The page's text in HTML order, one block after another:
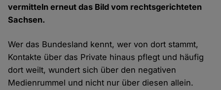
vermitteln erneut das Bild vom rechtsgerichteten
Sachsen.
Wer das Bundesland kennt, wer von dort stammt,
Kontakte über das Private hinaus pflegt und häufig
dort weilt, wundert sich über den negativen
Medienrummel und nicht nur über diesen allein.